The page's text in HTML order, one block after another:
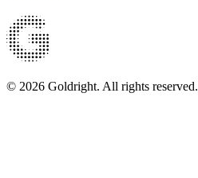
© 2026 Goldright. All rights reserved.